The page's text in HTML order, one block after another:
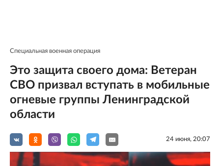
Специальная военная операция
Это защита своего дома: Ветеран
СВО призвал вступать в мобильные
огневые группы Ленинградской
области
24 июня, 20:07